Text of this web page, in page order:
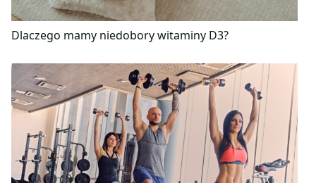
Dlaczego mamy niedobory witaminy D3?